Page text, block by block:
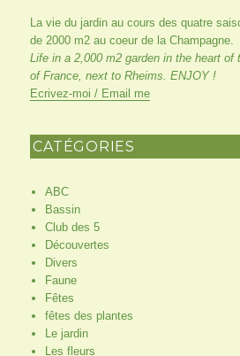
La vie du jardin au cours des quatre
de 2000 m2 au coeur de la Champagne.
Life in a 2,000 m2 garden in the heart of
of France, next to Rheims. ENJOY !
Ecrivez-moi / Email me
CATÉGORIES
ABC
Bassin
Club des 5
Découvertes
Divers
Faune
Fêtes
fêtes des plantes
Le jardin
Les fleurs